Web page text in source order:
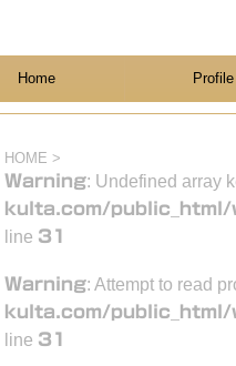
Home Profile
HOME >
Warning: Undefined array
kulta.com/
line 31
Warning: Attempt to read
kulta.com/
line 31